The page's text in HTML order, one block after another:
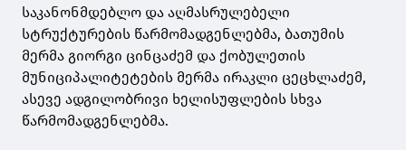
საკანონმდებლო და აღმასრულებელი
სტრუქტურების წარმომადგენლებმა, ბათუმის
მერმა გიორგი ცინცაძემ და ქობულეთის
მუნიციპალიტეტების მერმა ირაკლი ცეცხლაძემ,
ასევე ადგილობრივი ხელისუფლების სხვა
წარმომადგენლებმა.